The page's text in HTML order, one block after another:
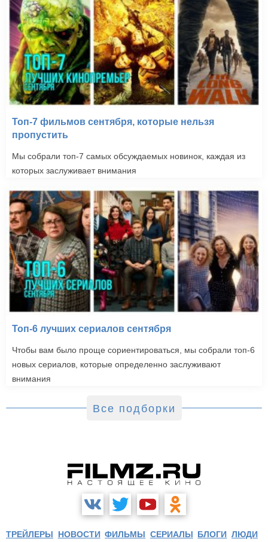
Топ-7 фильмов сентября, которые нельзя
пропустить
Мы собрали топ-7 самых обсуждаемых новинок, каждая из
которых заслуживает внимания
Топ-6 лучших сериалов сентября
Чтобы вам было проще сориентироваться, мы собрали топ-6
новых сериалов, которые определенно заслуживают
внимания
Все подборки
ТРЕЙЛЕРЫ НОВОСТИ ФИЛЬМЫ СЕРИАЛЫ БЛОГИ ЛЮДИ